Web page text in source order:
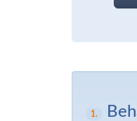
1.